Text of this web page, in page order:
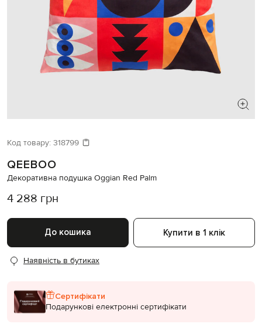
Код товару: 318799
QEEBOO
Декоративна подушка Oggian Red Palm
4 288 грн
До кошика Купити в 1 клік
Наявність в бутиках
Сертифікати
Подарункові електронні сертифікати